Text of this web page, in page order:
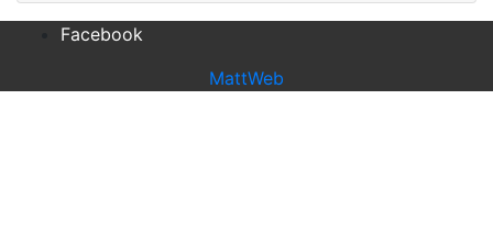
Facebook
MattWeb